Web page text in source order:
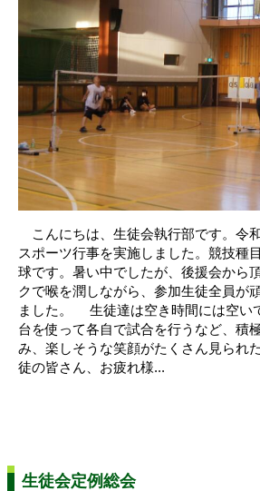
こんにちは、生徒会執行部です。令
スポーツ行事を実施しました。競技種
球です。暑い中でしたが、後援会から
クで喉を潤しながら、参加生徒全員が
ました。 生徒達は空き時間には空い
台を使って各自で試合を行うなど、積
み、楽しそうな笑顔がたくさん見ら
徒の皆さん、お疲れ様...
生徒会定例総会